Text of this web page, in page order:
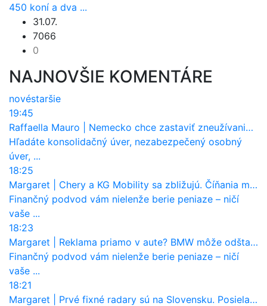
450 koní a dva ...
31.07.
7066
0
NAJNOVŠIE KOMENTÁRE
novéstaršie
19:45
Raffaella Mauro
Nemecko chce zastaviť zneužívanie dotácií na elektromobily. Pritvrdí pravidlá
Hľadáte konsolidačný úver, nezabezpečený osobný
úver, ...
18:25
Margaret
Chery a KG Mobility sa zbližujú. Číňania môžu získať 10 % bývalého SsangYongu
Finančný podvod vám nielenže berie peniaze – ničí
vaše ...
18:23
Margaret
Reklama priamo v aute? BMW môže odštartovať nový trend
Finančný podvod vám nielenže berie peniaze – ničí
vaše ...
18:21
Margaret
Prvé fixné radary sú na Slovensku. Posielajú už pokuty? Ukáže ich Waze?